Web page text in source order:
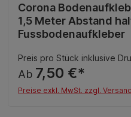
5 Sternen
Durchschnittliche
Corona
1,5 Meter Abstand
Fussbodenaufkleber
Preis pro Stück inklusive
Ab 7,50 €*
Preise exkl. MwSt. zzgl.